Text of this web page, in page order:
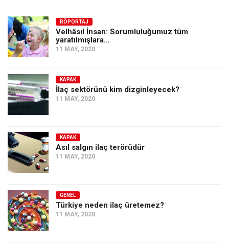
RÖPORTAJ
Velhâsıl İnsan: Sorumluluğumuz tüm
yaratılmışlara…
11 MAY, 2020
KAPAK
İlaç sektörünü kim dizginleyecek?
11 MAY, 2020
KAPAK
Asıl salgın ilaç terörüdür
11 MAY, 2020
GENEL
Türkiye neden ilaç üretemez?
11 MAY, 2020